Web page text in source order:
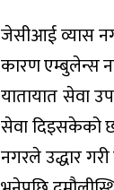
जेसीआई व्यास
कारण एम्बुलेन्स
यातायात सेवा
सेवा दिइसकेको छ
नगरले उद्धार